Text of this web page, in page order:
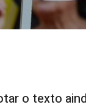
o texto